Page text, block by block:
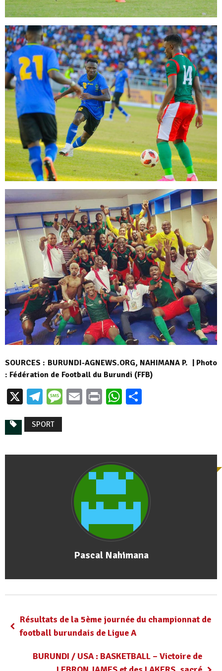
SOURCES : BURUNDI-AGNEWS.ORG, NAHIMANA P. | Photo
: Fédération de Football du Burundi (FFB)
X Telegram
Message
EmailPrintWhatsApp
SPORT
Pascal Nahimana
Résultats de la 5ème journée du championnat de
football burundais de Ligue A
BURUNDI / USA : BASKETBALL – Victoire de